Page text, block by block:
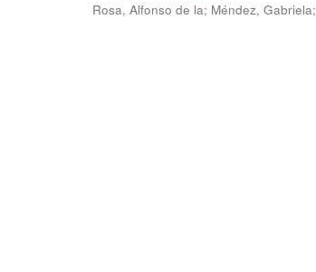
Rosa, Alfonso de la; Méndez, Gabriela;